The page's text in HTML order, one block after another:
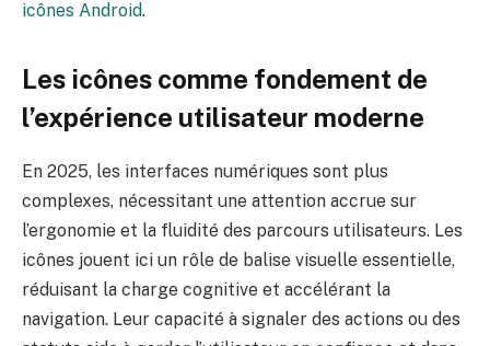
icônes Android.
Les icônes comme fondement de
l’expérience utilisateur moderne
En 2025, les interfaces numériques sont plus
complexes, nécessitant une attention accrue sur
l’ergonomie et la fluidité des parcours utilisateurs. Les
icônes jouent ici un rôle de balise visuelle essentielle,
réduisant la charge cognitive et accélérant la
navigation. Leur capacité à signaler des actions ou des